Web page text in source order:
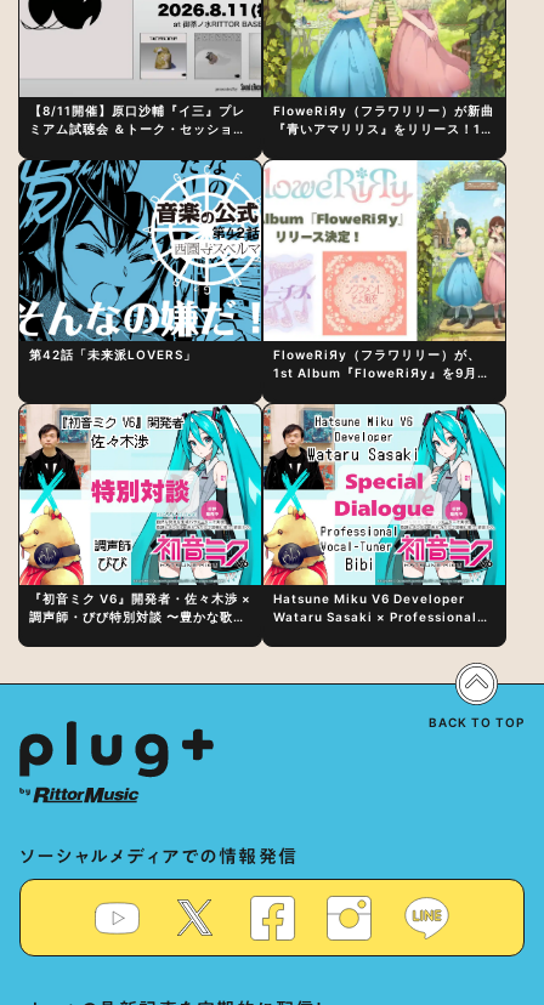
【8/11開催】原口沙輔『イ三』プレ
ミアム試聴会 ＆トーク・セッション
制作秘話
FloweRiЯy（フラワリリー）が新曲
『青いアマリリス』をリリース！1st
第42話「未来派LOVERS」
FloweRiЯy（フラワリリー）が、
1st Album『FloweRiЯy』を9月23
『初音ミク V6』開発者・佐々木渉 ×
調声師・びび特別対談 〜豊かな歌声
Hatsune Miku V6 Developer
Wataru Sasaki × Professional
Vocal Expression Lies in “Love
for the singing characters” and
ソーシャルメディアでの情報発信
BACK TO TOP